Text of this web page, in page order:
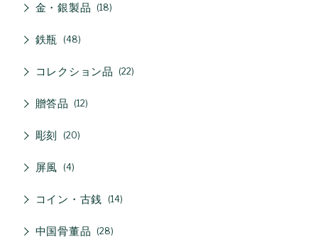
金・銀製品 18
鉄瓶 48
コレクション品 22
贈答品 12
彫刻 20
屏風 4
コイン・古銭 14
中国骨董品 28